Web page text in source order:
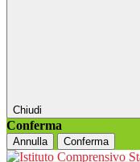
Chiudi
Conferma
Annulla Conferma